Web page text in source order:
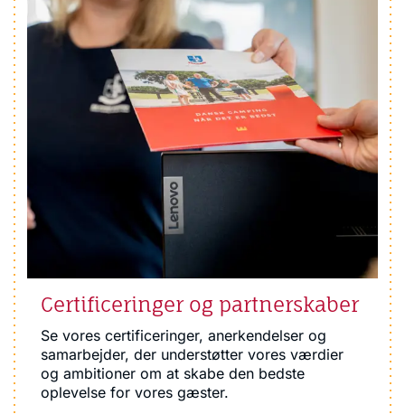
Certificeringer og partnerskaber
Se vores certificeringer, anerkendelser og
samarbejder, der understøtter vores værdier
og ambitioner om at skabe den bedste
oplevelse for vores gæster.